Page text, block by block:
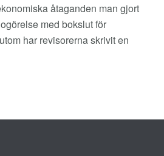
åtaganden man gjort
med bokslut för
har revisorerna skrivit en